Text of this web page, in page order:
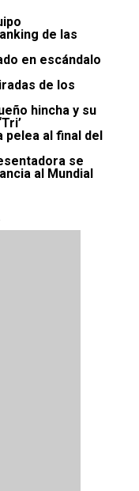
de las
en escándalo
de los
hincha y su
pelea al final del
se
al Mundial